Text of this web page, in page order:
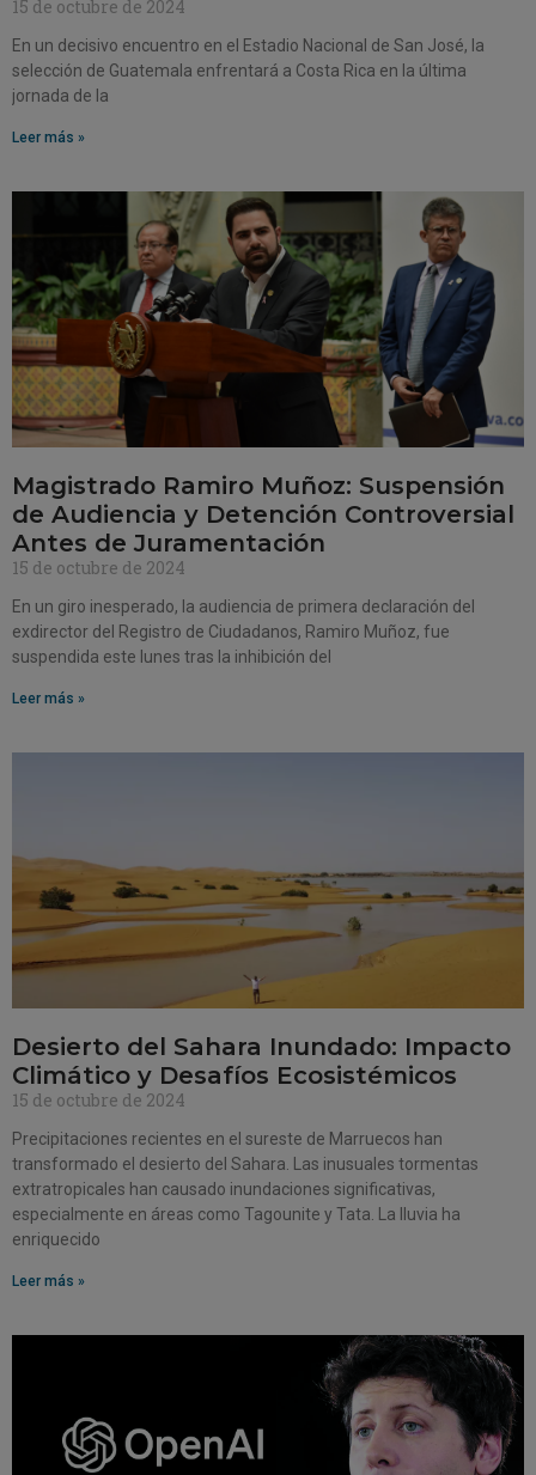
15 de octubre de 2024
En un decisivo encuentro en el Estadio Nacional de San José, la
selección de Guatemala enfrentará a Costa Rica en la última
jornada de la
Leer más »
Magistrado Ramiro Muñoz: Suspensión
de Audiencia y Detención Controversial
Antes de Juramentación
15 de octubre de 2024
En un giro inesperado, la audiencia de primera declaración del
exdirector del Registro de Ciudadanos, Ramiro Muñoz, fue
suspendida este lunes tras la inhibición del
Leer más »
Desierto del Sahara Inundado: Impacto
Climático y Desafíos Ecosistémicos
15 de octubre de 2024
Precipitaciones recientes en el sureste de Marruecos han
transformado el desierto del Sahara. Las inusuales tormentas
extratropicales han causado inundaciones significativas,
especialmente en áreas como Tagounite y Tata. La lluvia ha
enriquecido
Leer más »